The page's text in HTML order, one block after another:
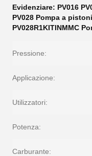
Evidenziare: PV016
PV028 Pompa a
PV028R1KITINMMC
Pressione:
Applicazione:
Utilizzatori:
Potenza:
Carburante: